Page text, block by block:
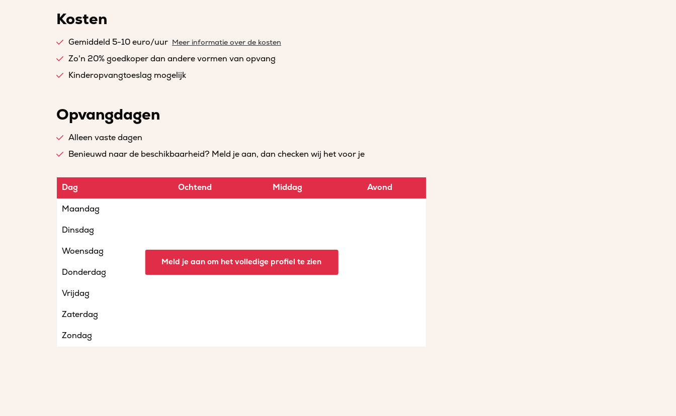
Kosten
Gemiddeld 5-10 euro/uur Meer informatie over de kosten
Zo'n 20% goedkoper dan andere vormen van opvang
Kinderopvangtoeslag mogelijk
Opvangdagen
Alleen vaste dagen
Benieuwd naar de beschikbaarheid? Meld je aan, dan checken wij het voor je
Dag Ochtend Middag Avond
Maandag
Dinsdag
Woensdag
Donderdag
Vrijdag
Zaterdag
Zondag
Meld je aan om het volledige profiel te zien